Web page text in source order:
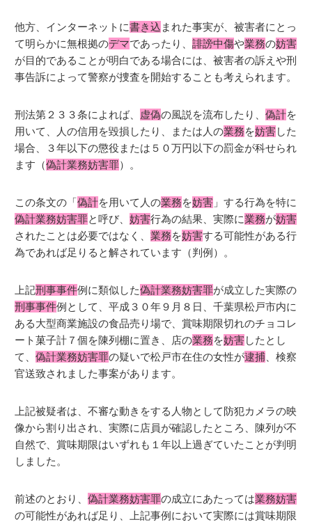
他方、インターネットに書き込 まれた事実が、被害者にとっ
て明らかに無根拠のデマであったり、誹謗中傷や業務の妨害
が目的であることが明白である場合には、被害者の訴えや刑
事告訴によって警察が捜査を開始することも考えられます。
刑法第２３３条によれば、 虚偽の風説を流布したり、偽計を
用いて、人の信用を毀損したり、または人の業務を妨害した
場合、３年以下の懲役または５０万円以下の罰金が科せられ
ます（偽計業務妨害罪）。
この条文の「偽計を用いて人の業務を妨害 」する行為を特に
偽計業務妨害罪と呼び、妨害行為の結果、実際に業務が妨害
されたことは必要ではなく、業務を妨害する可能性がある行
為であれば足りると解されています（判例）。
上記刑事事件例に類似した偽計業務妨害罪が成立した実際の
刑事事件例として、平成３０年９月８日、千葉県松戸市内に
ある大型商業施設の食品売り場で、賞味期限切れのチョコレ
ート菓子計７個を陳列棚に置き、店の業務を妨害したとし
て、偽計業務妨害罪の疑いで松戸市在住の女性が逮捕 、検察
官送致されました事案があります。
上記被疑者は、不審な動きをする人物として防犯カメラの映
像から割り出され、実際に店員が確認したところ、陳列が不
自然で、賞味期限はいずれも１年以上過ぎていたことが判明
しました。
前述のとおり、偽計業務妨害罪の成立にあたっては業務妨害
の可能性があれば足り、上記事例において実際には賞味期限